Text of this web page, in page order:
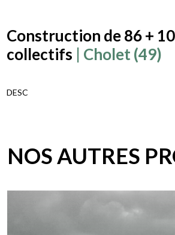
Construction de 86 +
collectifs | Cholet (49)
DESC
NOS AUTRES